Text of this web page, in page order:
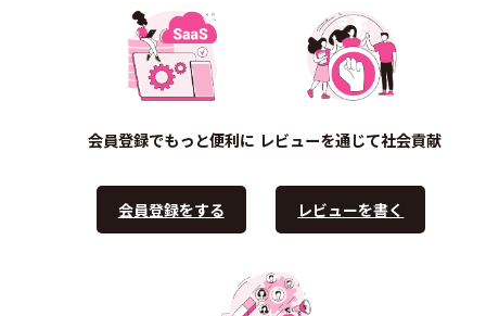
会員登録でもっと便利に
会員登録をする
レビューを通じて社会貢献
レビューを書く